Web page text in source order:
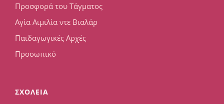
Προσφορά του Τάγματος
Αγία Αιμιλία ντε Βιαλάρ
Παιδαγωγικές Αρχές
Προσωπικό
ΣΧΟΛΕΙΑ